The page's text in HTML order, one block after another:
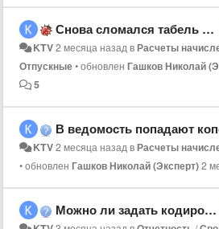
Снова сломался табель по совместительствам при расчете отпуска
KTV2 месяца назадвРасчеты
Отпускные•обновлен Гашков Николай
5
В ведомость попадают
KTV2 месяца назадвРасчеты
•обновлен Гашков Николай (Эксперт)2
Можно ли задать кодировку при выгрузке в dbf-файл свода проводок в 1С